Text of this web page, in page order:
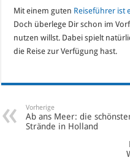
Mit einem guten Reiseführer ist
Doch überlege Dir schon im
nutzen willst. Dabei spielt
die Reise zur Verfügung hast.
Vorherige
Ab ans Meer: die
Strände in Holland